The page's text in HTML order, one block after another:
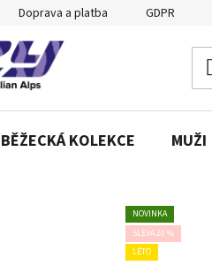
Doprava a platba GDPR
BĚŽECKÁ KOLEKCE MUŽI
NOVINKA
SLEVA 20 %
LÉTO